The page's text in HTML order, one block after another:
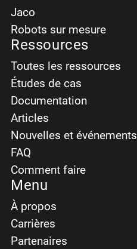
Jaco
Robots sur mesure
Ressources
Toutes les ressources
Études de cas
Documentation
Articles
Nouvelles et événements
FAQ
Comment faire
Menu
À propos
Carrières
Partenaires